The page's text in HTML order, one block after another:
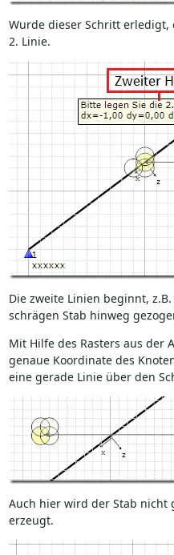
Wurde dieser Schritt
2. Linie.
Die zweite Linien beginnt,
schrägen Stab hinweg
Mit Hilfe des Rasters aus der
genaue Koordinate des
eine gerade Linie über den
Auch hier wird der Stab nicht
erzeugt.